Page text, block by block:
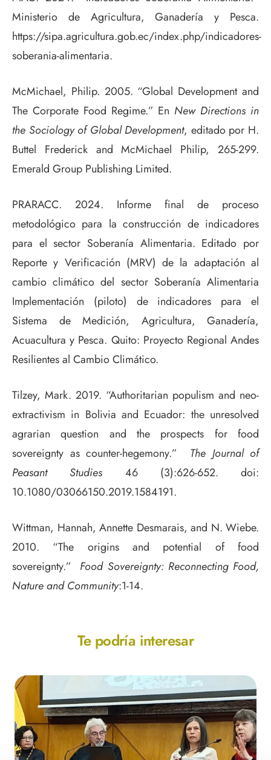
Ministerio de Agricultura, Ganadería y Pesca.
https://sipa.agricultura.gob.ec/index.php/indicadores-
soberania-alimentaria.
McMichael, Philip. 2005. “Global Development and
The Corporate Food Regime.” En New Directions in
the Sociology of Global Development, editado por H.
Buttel Frederick and McMichael Philip, 265-299.
Emerald Group Publishing Limited.
PRARACC. 2024. Informe final de proceso
metodológico para la construcción de indicadores
para el sector Soberanía Alimentaria. Editado por
Reporte y Verificación (MRV) de la adaptación al
cambio climático del sector Soberanía Alimentaria
Implementación (piloto) de indicadores para el
Sistema de Medición, Agricultura, Ganadería,
Acuacultura y Pesca. Quito: Proyecto Regional Andes
Resilientes al Cambio Climático.
Tilzey, Mark. 2019. “Authoritarian populism and neo-
extractivism in Bolivia and Ecuador: the unresolved
agrarian question and the prospects for food
sovereignty as counter-hegemony.” The Journal of
Peasant Studies 46 (3):626-652. doi:
10.1080/03066150.2019.1584191.
Wittman, Hannah, Annette Desmarais, and N. Wiebe.
2010. “The origins and potential of food
sovereignty.” Food Sovereignty: Reconnecting Food,
Nature and Community:1-14.
Te podría interesar